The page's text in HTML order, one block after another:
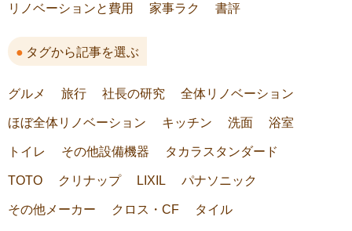
リノベーションと費用 家事ラク 書評
タグから記事を選ぶ
グルメ 旅行 社長の研究 全体リノベーション
ほぼ全体リノベーション キッチン 洗面 浴室
トイレ その他設備機器 タカラスタンダード
TOTO クリナップ LIXIL パナソニック
その他メーカー クロス・CF タイル